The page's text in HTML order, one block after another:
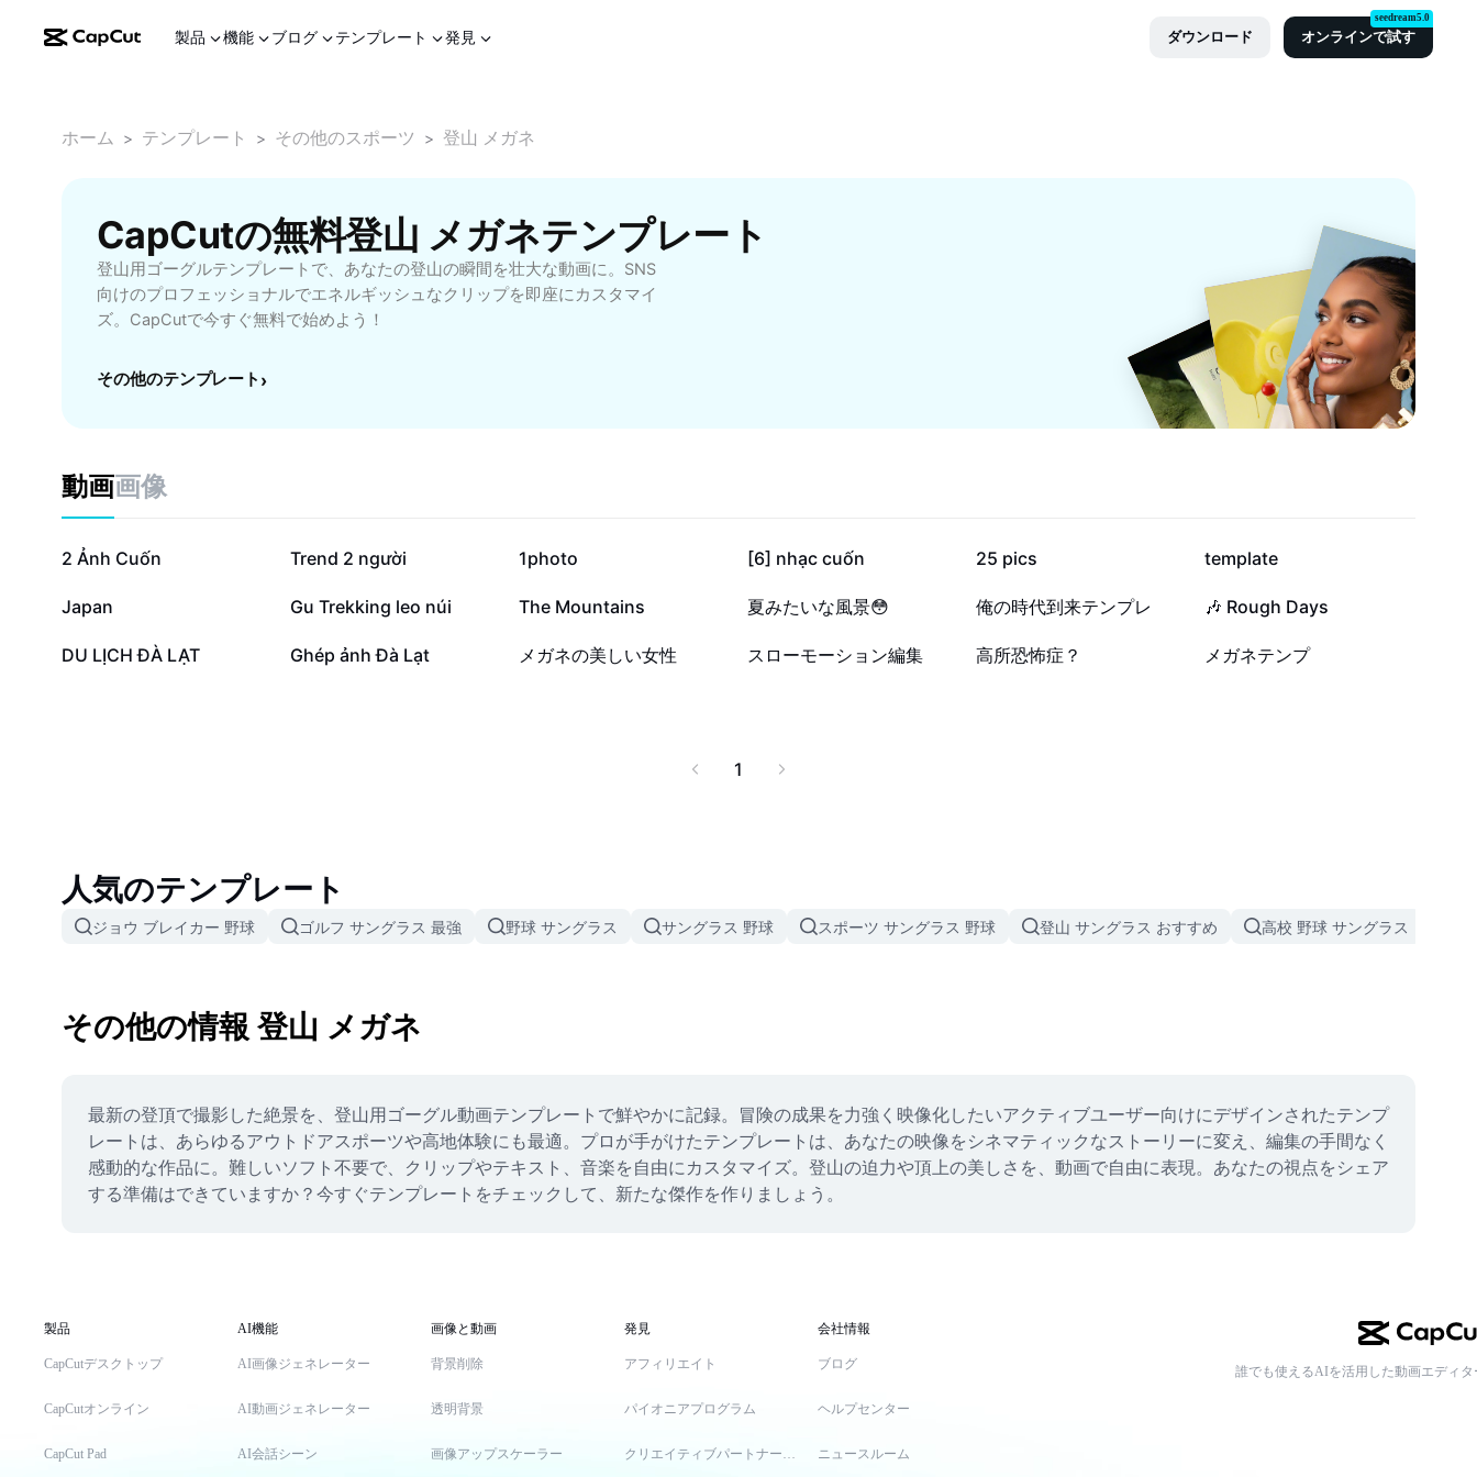
製品 機能 ブログ テンプレート 発見 ダウンロード オンラインで試す
seedream5.0
ホーム > テンプレート > その他のスポーツ > 登山 メガネ
CapCutの無料登山 メガネテンプレート
登山用ゴーグルテンプレートで、あなたの登山の瞬間を壮大な動画に。SNS
向けのプロフェッショナルでエネルギッシュなクリップを即座にカスタマイ
ズ。CapCutで今すぐ無料で始めよう！
その他のテンプレート ›
動画画像
43.6万
2 Ảnh Cuốn 14.9万
Trend 2 người 7.8万
1photo 3.7万
[6] nhạc cuốn 2.2万
25 pics 1.9万
template
1.8万
Japan 9306
Gu Trekking leo núi 1987
The Mountains 1784
夏みたいな風景😳 1571
俺の時代到来テンプレ 1362
🎶 Rough Days
209
DU LỊCH ĐÀ LẠT 207
Ghép ảnh Đà Lạt 17
メガネの美しい女性 3
スローモーション編集 1
高所恐怖症？ 0
メガネテンプ
1
人気のテンプレート
ジョウ ブレイカー 野球 ゴルフ サングラス 最強 野球 サングラス サングラス 野球 スポーツ サングラス 野球 登山 サングラス おすすめ 高校 野球 サングラス
その他の情報 登山 メガネ
最新の登頂で撮影した絶景を、登山用ゴーグル動画テンプレートで鮮やかに記録。冒険の成果を力強く映像化したいアクティブユーザー向けにデザインされたテンプ
レートは、あらゆるアウトドアスポーツや高地体験にも最適。プロが手がけたテンプレートは、あなたの映像をシネマティックなストーリーに変え、編集の手間なく
感動的な作品に。難しいソフト不要で、クリップやテキスト、音楽を自由にカスタマイズ。登山の迫力や頂上の美しさを、動画で自由に表現。あなたの視点をシェア
する準備はできていますか？今すぐテンプレートをチェックして、新たな傑作を作りましょう。
製品
CapCutデスクトップ
CapCutオンライン
CapCut Pad
AI機能
AI画像ジェネレーター
AI動画ジェネレーター
AI会話シーン
画像と動画
背景削除
透明背景
画像アップスケーラー
発見
アフィリエイト
パイオニアプログラム
クリエイティブパートナープログラム
会社情報
ブログ
ヘルプセンター
ニュースルーム
誰でも使えるAIを活用した動画エディタ